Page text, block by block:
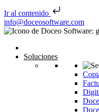
Ir al contenido
Saltar al contenido
info@doceosoftware.com
Soluciones